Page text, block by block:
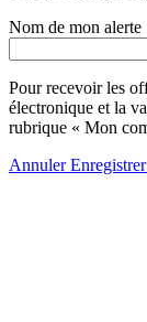
Nom de mon alerte
Pour recevoir les
électronique et la
rubrique « Mon
Annuler